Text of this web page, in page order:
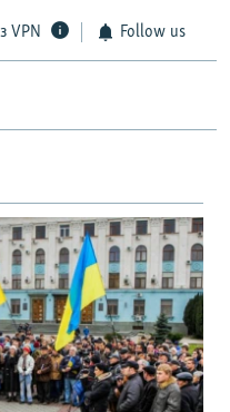
VPN Follow us